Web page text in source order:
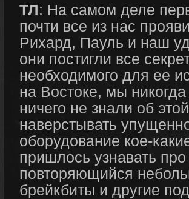
ТЛ: На самом деле
почти все из нас
Рихард, Пауль и наш
они постигли все
необходимого для ее
на Востоке, мы
ничего не знали об
наверстывать
оборудование кое-
пришлось узнавать
повторяющийся
брейкбиты и другие